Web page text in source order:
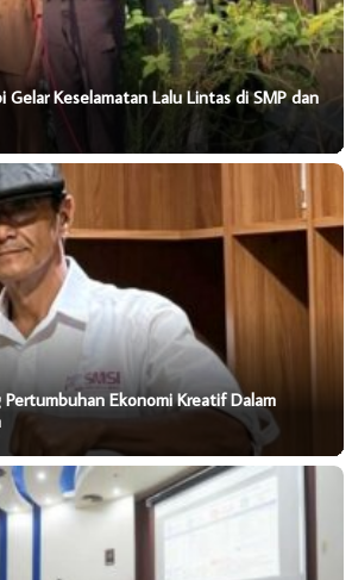
Gelar Keselamatan Lalu Lintas di SMP dan
Ekonomi Kreatif Dalam